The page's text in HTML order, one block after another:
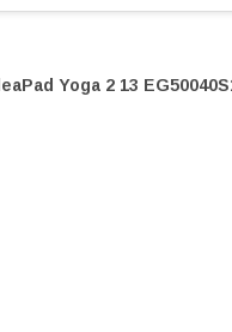
Yoga 2 13